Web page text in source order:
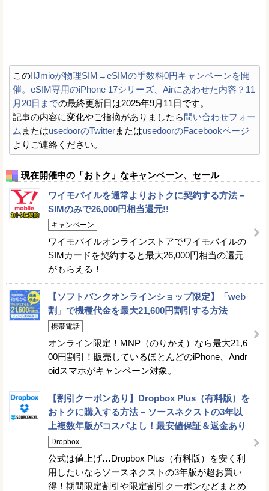
このIIJmioが物理SIM→eSIMの手数料0円キャンペーンを開
催。eSIM専用のiPhone 17シリーズ、Airにあわせた内容？11
月20日までの最終更新日は2025年9月11日です。
記事の内容に変化やご指摘がありましたら問い合わせフォー
ム またはusedoorのTwitterまたはusedoorのFacebookページ
よりご連絡ください。
現在開催中の「おトク」なキャンペーン、セール
ワイモバイルを通常よりおトクに契約する方法 –
SIMのみで26,000円相当還元!!
キャンペーン
ワイモバイルオンラインストアでワイモバイルの
SIMカードを契約すると最大26,000円相当の還元
がもらえる！
【ソフトバンクオンラインショップ限定】「web
割」で機種代金を最大21,600円割引する方法
携帯電話
オンライン限定！MNP（のりかえ）なら最大21,6
00円割引！販売しているほとんどのiPhone、Andr
oidスマホがキャンペーン対象。
【割引クーポンあり】Dropbox Plus（有料版）を
おトクに購入する方法 – ソースネクストの3年以
上複数年版がコスパよし！最安値保証＆返金あり
Dropbox
公式は値上げ…Dropbox Plus（有料版）を安く利
用したいならソースネクストの3年版が超お買い
得！期間限定割引や限定割引クーポンなどまとめ